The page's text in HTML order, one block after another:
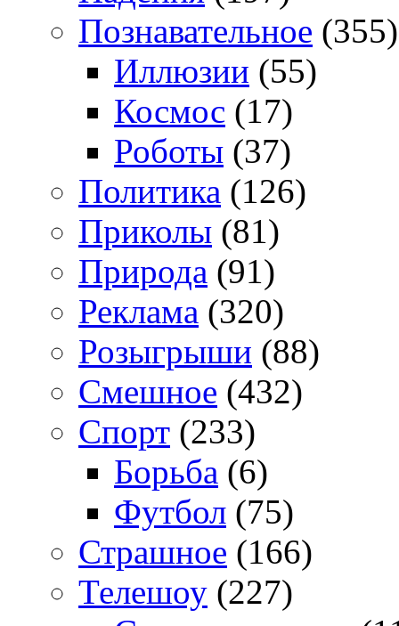
Познавательное (355)
Иллюзии (55)
Космос (17)
Роботы (37)
Политика (126)
Приколы (81)
Природа (91)
Реклама (320)
Розыгрыши (88)
Смешное (432)
Спорт (233)
Борьба (6)
Футбол (75)
Страшное (166)
Телешоу (227)